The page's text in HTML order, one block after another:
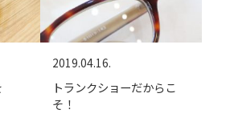
2019.04.16.
トランクショーだからこ
そ！